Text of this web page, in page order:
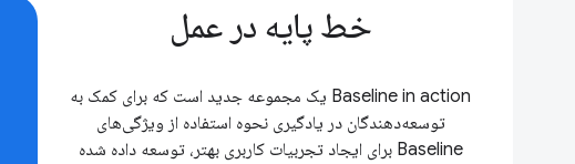
خط پایه در عمل
Baseline in action یک مجموعه جدید است که برای کمک به
توسعه‌دهندگان در یادگیری نحوه استفاده از ویژگی‌های
Baseline برای ایجاد تجربیات کاربری بهتر، توسعه داده شده